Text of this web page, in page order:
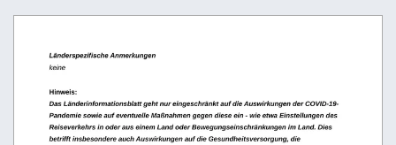
Länderspezifische Anmerkungen
keine
Hinweis:
Das Länderinformationsblatt geht nur eingeschränkt auf die Auswirkungen der COVID-19-
Pandemie sowie auf eventuelle Maßnahmen gegen diese ein - wie etwa Einstellungen des
Reiseverkehrs in oder aus einem Land oder Bewegungseinschränkungen im Land. Dies
betrifft insbesondere auch Auswirkungen auf die Gesundheitsversorgung, die